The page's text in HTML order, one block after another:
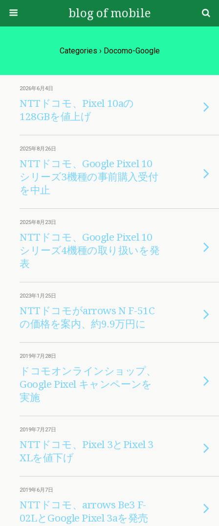
blog of mobile
Categories › Docomo-Google
2026年6月4日
NTTドコモ、Pixel 10aの
128GBを値上げ
2025年8月26日
NTTドコモ、Google Pixel 10
シリーズ3機種の事前購入受付
を中止
2025年8月23日
NTTドコモ、Google Pixel 10
シリーズ4機種の取り扱いを発
表
2023年1月25日
NTTドコモがarrows N F-51C
の価格を案内、約9.9万円に
2019年7月28日
ドコモオンラインショップ、
Google Pixel キャンペーンを
実施
2019年7月27日
NTTドコモ、Pixel 3とPixel 3
XLを値下げ
2019年6月7日
NTTドコモ、arrows Be3 F-
02LとGoogle Pixel 3aを発売